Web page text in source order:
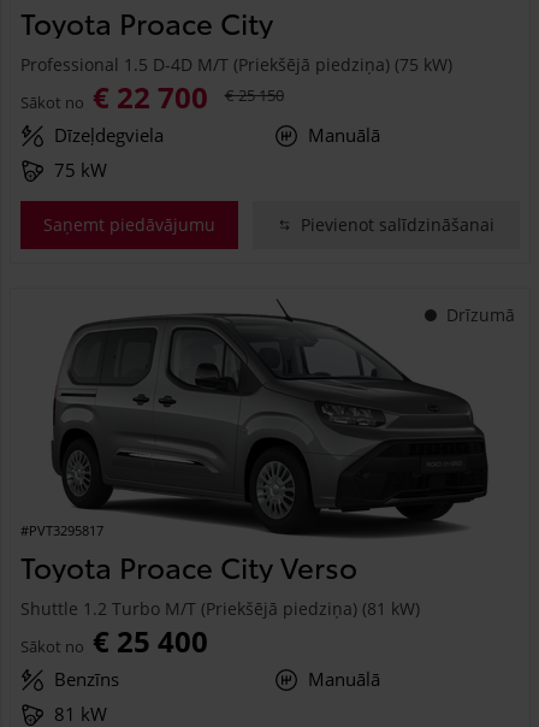
Toyota Proace City
Professional 1.5 D-4D M/T (Priekšējā piedziņa) (75 kW)
Sākot no € 22 700 € 25 150
Dīzeļdegviela
Manuālā
75 kW
Saņemt piedāvājumu Pievienot salīdzināšanai
Drīzumā
#PVT3295817
Toyota Proace City Verso
Shuttle 1.2 Turbo M/T (Priekšējā piedziņa) (81 kW)
Sākot no € 25 400
Benzīns
Manuālā
81 kW